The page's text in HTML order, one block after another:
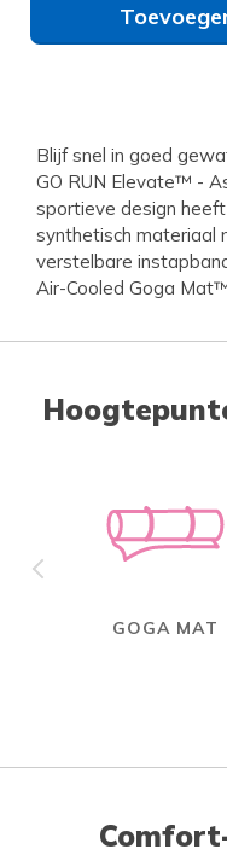
Blijf snel in goed
GO RUN Elevate™ -
sportieve design
synthetisch materiaal
verstelbare
Air-Cooled Goga
GOGA MAT